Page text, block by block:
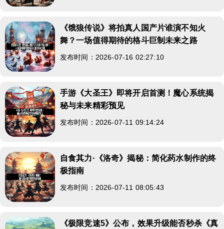
《饿狼传说》将拍真人国产片谁演不知火
舞？一场值得期待的格斗巨制未来之路
发布时间：2026-07-16 02:27:10
手游《大圣王》即将开启首测！魔心系统揭
秘与未来精彩预见
发布时间：2026-07-11 09:14:24
自食其力·《洛奇》揭秘：简化药水制作的终
极指南
发布时间：2026-07-11 08:05:43
《极限竞速5》公布，效果升级能否秒杀《真